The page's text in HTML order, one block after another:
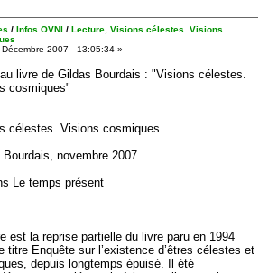
/ Infos OVNI / Lecture, Visions célestes. Visions
Décembre 2007 - 13:05:34 »
livre de Gildas Bourdais : "Visions célestes.
cosmiques"
célestes. Visions cosmiques
Bourdais, novembre 2007
Le temps présent
est la reprise partielle du livre paru en 1994
titre Enquête sur l’existence d’êtres célestes et
depuis longtemps épuisé. Il été